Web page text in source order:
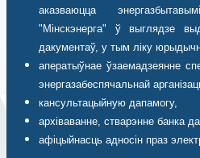
аказваюцца
"Мінскэнерга" ў выглядзе
дакументаў, у тым ліку
аператыўнае ўзаемадзеянне
энергазабеспячальнай
кансультацыйную дапамогу,
архіваванне, стварэнне банка
афіцыйнасць адносін праз